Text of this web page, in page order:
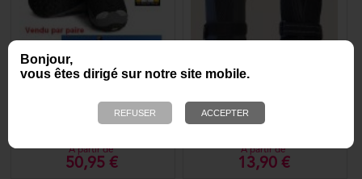
Bonjour,
vous êtes dirigé sur notre site mobile.
Bottines Grip Trex
A partir de
50,95 €
Bottine haute de
A partir de
13,90 €